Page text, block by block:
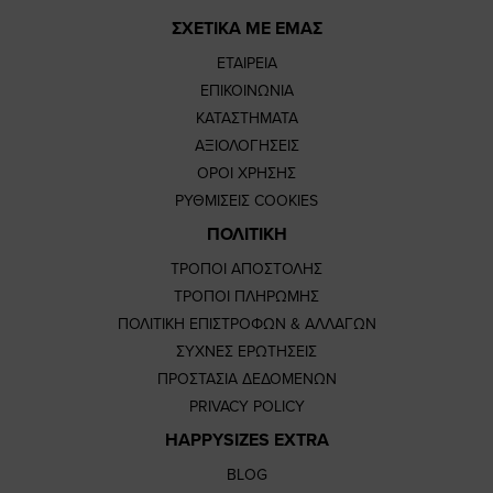
ΣΧΕΤΙΚΑ ΜΕ ΕΜΑΣ
ΕΤΑΙΡΕΙΑ
ΕΠΙΚΟΙΝΩΝΙΑ
ΚΑΤΑΣΤΗΜΑΤΑ
ΑΞΙΟΛΟΓΗΣΕΙΣ
ΟΡΟΙ ΧΡΗΣΗΣ
ΡΥΘΜΙΣΕΙΣ COOKIES
ΠΟΛΙΤΙΚΗ
ΤΡΟΠΟΙ ΑΠΟΣΤΟΛΗΣ
ΤΡΟΠΟΙ ΠΛΗΡΩΜΗΣ
ΠΟΛΙΤΙΚΗ ΕΠΙΣΤΡΟΦΩΝ & ΑΛΛΑΓΩΝ
ΣΥΧΝΕΣ ΕΡΩΤΗΣΕΙΣ
ΠΡΟΣΤΑΣΙΑ ΔΕΔΟΜΕΝΩΝ
PRIVACY POLICY
HAPPYSIZES EXTRA
BLOG